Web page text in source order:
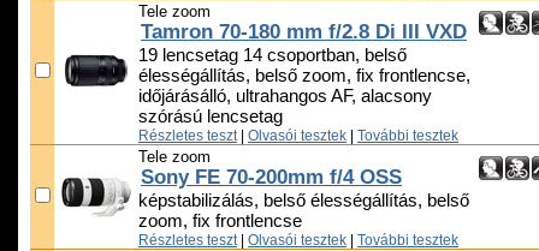
Tele zoom
Tamron 70-180 mm f/2.8 Di III VXD
19 lencsetag 14 csoportban, belső
élességállítás, belső zoom, fix frontlencse,
időjárásálló, ultrahangos AF, alacsony
szórású lencsetag
Részletes teszt Olvasói tesztek További tesztek
Tele zoom
Sony FE 70-200mm f/4 OSS
képstabilizálás, belső élességállítás, belső
zoom, fix frontlencse
Részletes teszt Olvasói tesztek További tesztek